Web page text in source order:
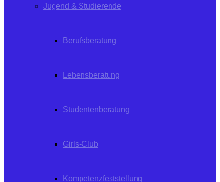
Jugend & Studierende
Berufsberatung
Lebensberatung
Studentenberatung
Girls-Club
Kompetenzfeststellung